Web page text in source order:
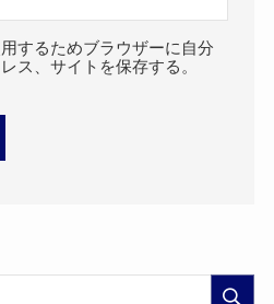
するためブラウザーに自分
ス、サイトを保存する。